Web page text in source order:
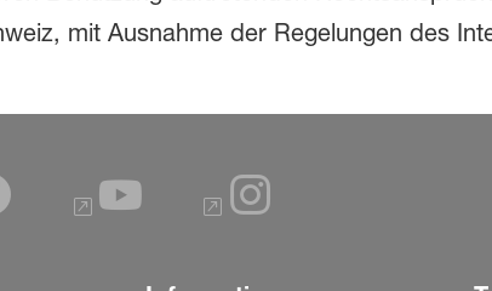
mit Ausnahme der Regelungen des